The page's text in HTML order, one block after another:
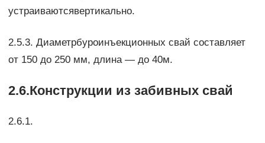
устраиваютсявертикально.
2.5.3. Диаметрбуроинъекционных свай составляет
от 150 до 250 мм, длина — до 40м.
2.6.Конструкции из забивных свай
2.6.1.